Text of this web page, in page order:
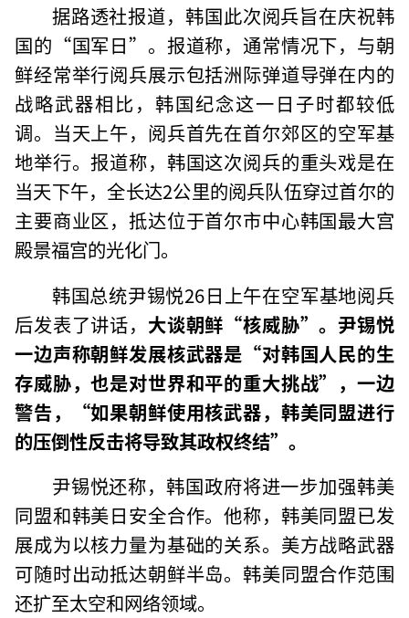
据路透社报道，韩国此次阅兵旨在庆祝韩
国的“国军日”。报道称，通常情况下，与朝
鲜经常举行阅兵展示包括洲际弹道导弹在内的
战略武器相比，韩国纪念这一日子时都较低
调。当天上午，阅兵首先在首尔郊区的空军基
地举行。报道称，韩国这次阅兵的重头戏是在
当天下午，全长达2公里的阅兵队伍穿过首尔的
主要商业区，抵达位于首尔市中心韩国最大宫
殿景福宫的光化门。
韩国总统尹锡悦26日上午在空军基地阅兵
后发表了讲话， 大谈朝鲜“核威胁”。尹锡悦
一边声称朝鲜发展核武器是“对韩国人民的生
存威胁，也是对世界和平的重大挑战”，一边
警告，“如果朝鲜使用核武器，韩美同盟进行
的压倒性反击将导致其政权终结”。
尹锡悦还称，韩国政府将进一步加强韩美
同盟和韩美日安全合作。他称，韩美同盟已发
展成为以核力量为基础的关系。美方战略武器
可随时出动抵达朝鲜半岛。韩美同盟合作范围
还扩至太空和网络领域。